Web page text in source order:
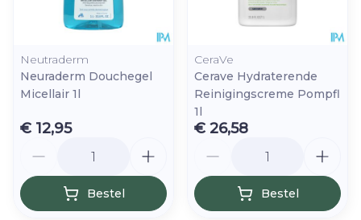
Neutraderm
Neuraderm Douchegel
Micellair 1l
€ 12,95
Bestel
CeraVe
Cerave Hydraterende
Reinigingscreme Pompfl
1l
€ 26,58
Bestel